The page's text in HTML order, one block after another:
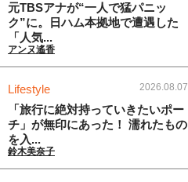
元TBSアナが“一人で猛パニッ
ク”に。日ハム本拠地で遭遇した
「人気...
アンヌ遙香
Lifestyle 2026.08.07
「旅行に絶対持っていきたいポー
チ」が無印にあった！ 濡れたもの
を入...
鈴木美奈子